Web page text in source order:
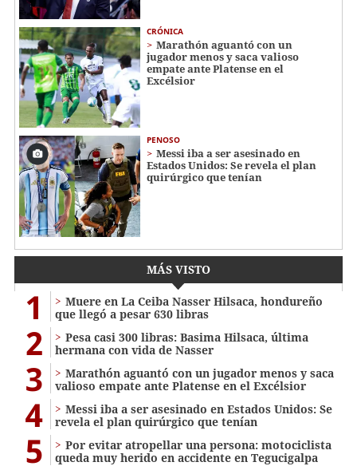
CRÓNICA
Marathón aguantó con un
jugador menos y saca valioso
empate ante Platense en el
Excélsior
PENOSO
Messi iba a ser asesinado en
Estados Unidos: Se revela el plan
quirúrgico que tenían
MÁS VISTO
1
Muere en La Ceiba Nasser Hilsaca, hondureño
que llegó a pesar 630 libras
2
Pesa casi 300 libras: Basima Hilsaca, última
hermana con vida de Nasser
3
Marathón aguantó con un jugador menos y saca
valioso empate ante Platense en el Excélsior
4
Messi iba a ser asesinado en Estados Unidos: Se
revela el plan quirúrgico que tenían
5
Por evitar atropellar una persona: motociclista
queda muy herido en accidente en Tegucigalpa